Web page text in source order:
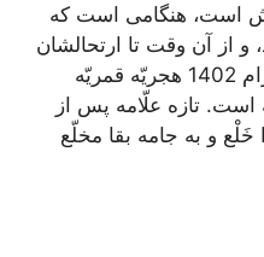
است، هنگامى است كه
از آن وقت تا ارتحالشان
كه در روز هجدهم محرّم الحرام 1402 هجريّه قمريّه
تازه علّامه پس از
و به جامه بقا مخلّع